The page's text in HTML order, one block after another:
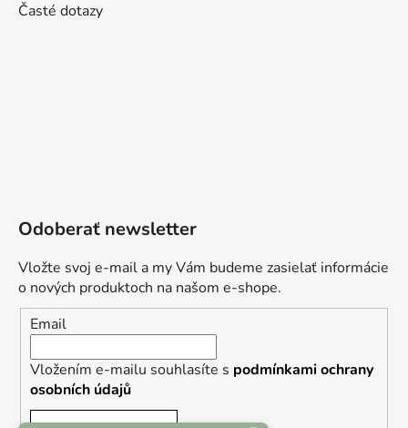
Časté dotazy
Odoberať newsletter
Vložte svoj e-mail a my Vám budeme zasielať informácie
o nových produktoch na našom e-shope.
Email
Vložením e-mailu souhlasíte s podmínkami ochrany
osobních údajů